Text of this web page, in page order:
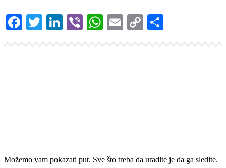
Facebook
TwitterLinkedIn
ViberWhatsApp
EmailCopy
Možemo vam pokazati put. Sve što treba da uradite je da ga sledite.